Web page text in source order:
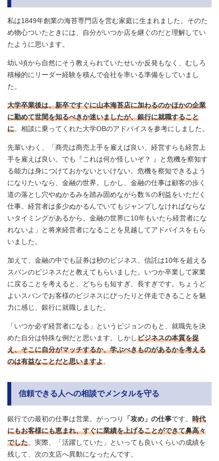
私は1849年創業の海苔専門店を営む家庭に生まれました。そのた
め物心ついたときには、自分がいつか店を継ぐのだと理解してい
たように思います。
幼い頃から自然にそう教えられていたせいか反発もなく、むしろ
積極的にリーダー経験を積んで会社を率いる準備をしていまし
た。
大学卒業後は、新卒ですぐに山本海苔店に加わるのかほかの企業
に勤めて世間を知るべきか迷いましたが、銀行に就職すること
に。相談に乗ってくれた大学OBのアドバイスを参考にしました。
先輩いわく、「商売は商売上手を雇えば良い、経営すらも経営上
手を雇えば良い。でも『これは何か怪しいぞ？ 』と危機を察知す
る能力は身につけておかないといけない。危機を察知できるよう
になりたいなら、金融の世界。しかし、金融の仕事は顧客の歩く
道の落とし穴やぬかるみを踏み固めながら数％の利益をいただく
仕事。経営者は多少ぬかるんでいてもジャンプしなければならな
いタイミングがあるから、金融の世界に10年もいたら経営者にな
れないよ」と将来経営者になることを見越してアドバイスをもら
いました。
加えて、金融の中でも証券は秒のビジネス、信託は10年を超える
スパンのビジネスだと教えてもらいました。いつか卒業して家業
に戻ることを考えると、どちらも短すぎ、長すぎです。ちょうど
よいスパンでお客様のビジネスにぴったりと伴走できることを魅
力に感じ、銀行に就職しました。
「いつか必ず経営者になる」というビジョンのもと、就職先を決
めた自分は特殊な例だと思います。しかしビジネスの本質を捉
え、そこに自分がマッチするか、学ぶべきものがあるかを考える
のは有益なことだと思いますよ。
信頼できる人への相談でメンタルを守る
銀行での最初の仕事は営業。がっつり 「攻め」の仕事です。 時代
にもお客様にも恵まれ、すぐに業績を上げることができて鼻高々
でした。実際、「活躍していた」といっても良いくらいの成績を
残して、次の支店へ異動になったんです。